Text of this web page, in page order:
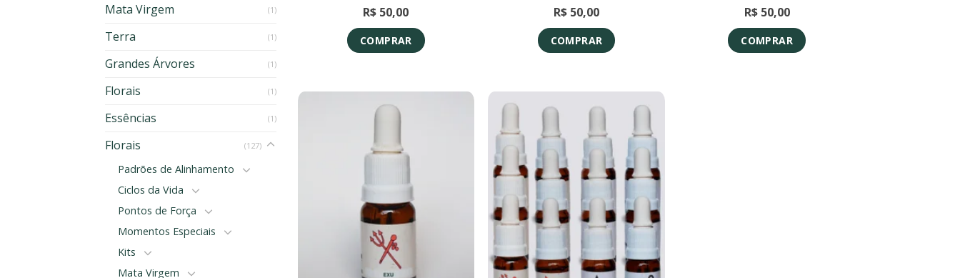
Mata Virgem (1)
Terra (1)
Grandes Árvores (1)
Florais (1)
Essências (1)
Florais (127)
Padrões de Alinhamento
Ciclos da Vida
Pontos de Força
Momentos Especiais
Kits
Mata Virgem
R$ 50,00
COMPRAR
R$50,00
COMPRAR
R$50,00
COMPRAR